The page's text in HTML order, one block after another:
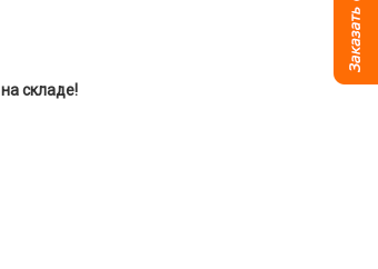
складе!